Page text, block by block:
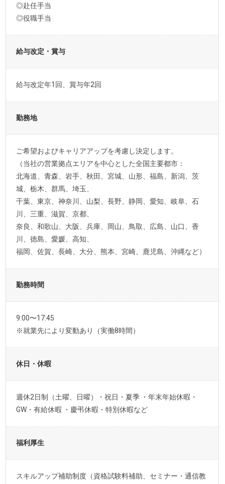
◎赴任手当
◎役職手当
給与改定・賞与
給与改定年1回、賞与年2回
勤務地
ご希望およびキャリアアップを考慮し決定します。
（当社の営業拠点エリアを中心とした全国主要都市：
北海道、青森、岩手、秋田、宮城、山形、福島、新潟、茨
城、栃木、群馬、埼玉、
千葉、東京、神奈川、山梨、長野、静岡、愛知、岐阜、石
川、三重、滋賀、京都、
奈良、和歌山、大阪、兵庫、岡山、鳥取、広島、山口、香
川、徳島、愛媛、高知、
福岡、佐賀、長崎、大分、熊本、宮崎、鹿児島、沖縄など）
勤務時間
9:00〜17:45
※就業先により変動あり（実働8時間）
休日・休暇
週休2日制（土曜、日曜）・祝日・夏季 ・年末年始休暇・
GW・有給休暇 ・慶弔休暇・特別休暇など
福利厚生
スキルアップ補助制度（資格試験料補助、セミナー・通信教